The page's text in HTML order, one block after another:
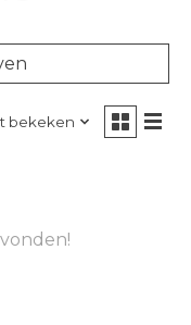
bekeken